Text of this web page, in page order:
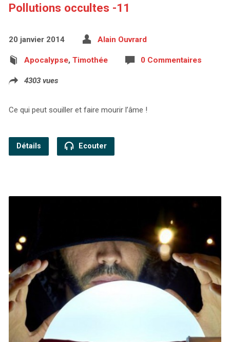
Pollutions occultes -11
20 janvier 2014 Alain Ouvrard
Apocalypse, Timothée 0 Commentaires
4303 vues
Ce qui peut souiller et faire mourir l’âme !
Détails Ecouter